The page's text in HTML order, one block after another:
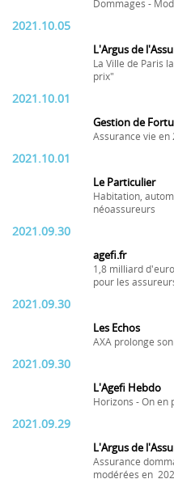
Dommages -
2021.10.05
L'Argus de
La Ville de Paris
prix"
2021.10.01
Gestion de
Assurance vie en
2021.10.01
Le Particulier
Habitation,
néoassureurs
2021.09.30
agefi.fr
1,8 milliard
pour les
2021.09.30
Les Echos
AXA prolonge
2021.09.30
L'Agefi Hebdo
Horizons - On en
2021.09.29
L'Argus de
Assurance
modérées en